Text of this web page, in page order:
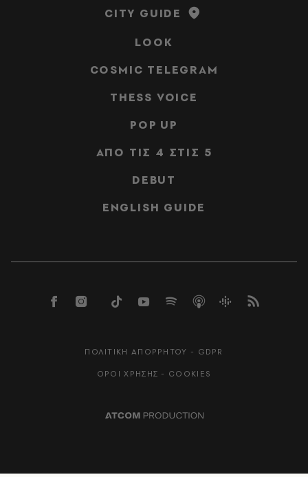
CITY GUIDE
LOOK
COSMIC TELEGRAM
THESS VOICE
POP UP
ΑΠΟ ΤΙΣ 4 ΣΤΙΣ 5
DEBUT
ENGLISH GUIDE
ΠΟΛΙΤΙΚΗ ΑΠΟΡΡΗΤΟΥ - GDPR
ΟΡΟΙ ΧΡΗΣΗΣ - COOKIES